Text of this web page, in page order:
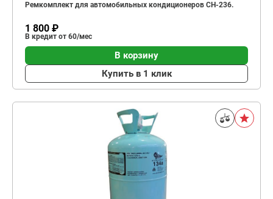
Ремкомплект для автомобильных кондиционеров CH-236.
1 800 ₽
В кредит от 60/мес
В корзину
Купить в 1 клик